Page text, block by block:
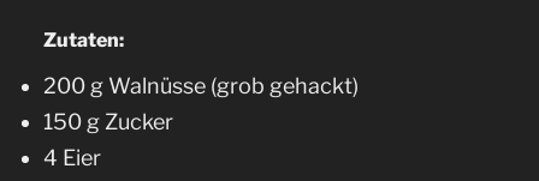
Zutaten:
200 g Walnüsse (grob gehackt)
150 g Zucker
4 Eier